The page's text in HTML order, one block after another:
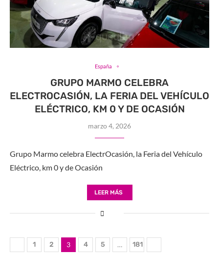
España
GRUPO MARMO CELEBRA
ELECTROCASIÓN, LA FERIA DEL VEHÍCULO
ELÉCTRICO, KM 0 Y DE OCASIÓN
marzo 4, 2026
Grupo Marmo celebra ElectrOcasión, la Feria del Vehículo
Eléctrico, km 0 y de Ocasión
LEER MÁS
1 2 3 4 5 … 181